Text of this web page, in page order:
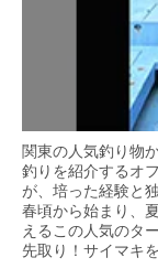
関東の人気釣り物
釣りを紹介するオ
が、培った経験と
春頃から始まり、
えるこの人気のタ
先取り！サイマキ